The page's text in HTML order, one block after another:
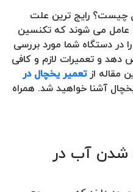
چیست؟ رایج ترین علت
جمع شدن آب در یخچال شامل 8 عامل می شوند که تکنسین
باید این 8 عامل را در دستگاه شما مورد بررسی
دهد و تعمیرات لازم و کافی
مقاله ازتعمیر یخچال در
آشنا خواهید شد. همراه
شدن آب در